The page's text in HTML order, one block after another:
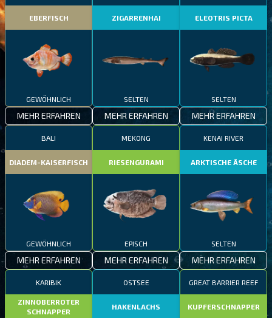
EBERFISCH
GEWÖHNLICH
MEHR ERFAHREN
ZIGARRENHAI
SELTEN
MEHR ERFAHREN
ELEOTRIS PICTA
SELTEN
MEHR ERFAHREN
BALI
DIADEM-KAISERFISCH
GEWÖHNLICH
MEHR ERFAHREN
MEKONG
RIESENGURAMI
EPISCH
MEHR ERFAHREN
KENAI RIVER
ARKTISCHE ÄSCHE
SELTEN
MEHR ERFAHREN
KARIBIK
ZINNOBERROTER
SCHNAPPER
OSTSEE
HAKENLACHS
GREAT BARRIER REEF
KUPFERSCHNAPPER